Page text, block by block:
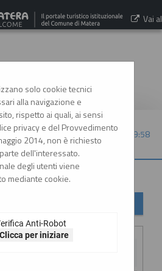
Vai al
07/08/2026 09:58
economici»Esiti affidamenti
solo cookie tecnici
alla navigazione e
rispetto ai quali, ai sensi
privacy e del Provvedimento
2014, non è richiesto
dell'interessato.
degli utenti viene
mediante cookie.
Anti-Robot
Clicca per iniziare